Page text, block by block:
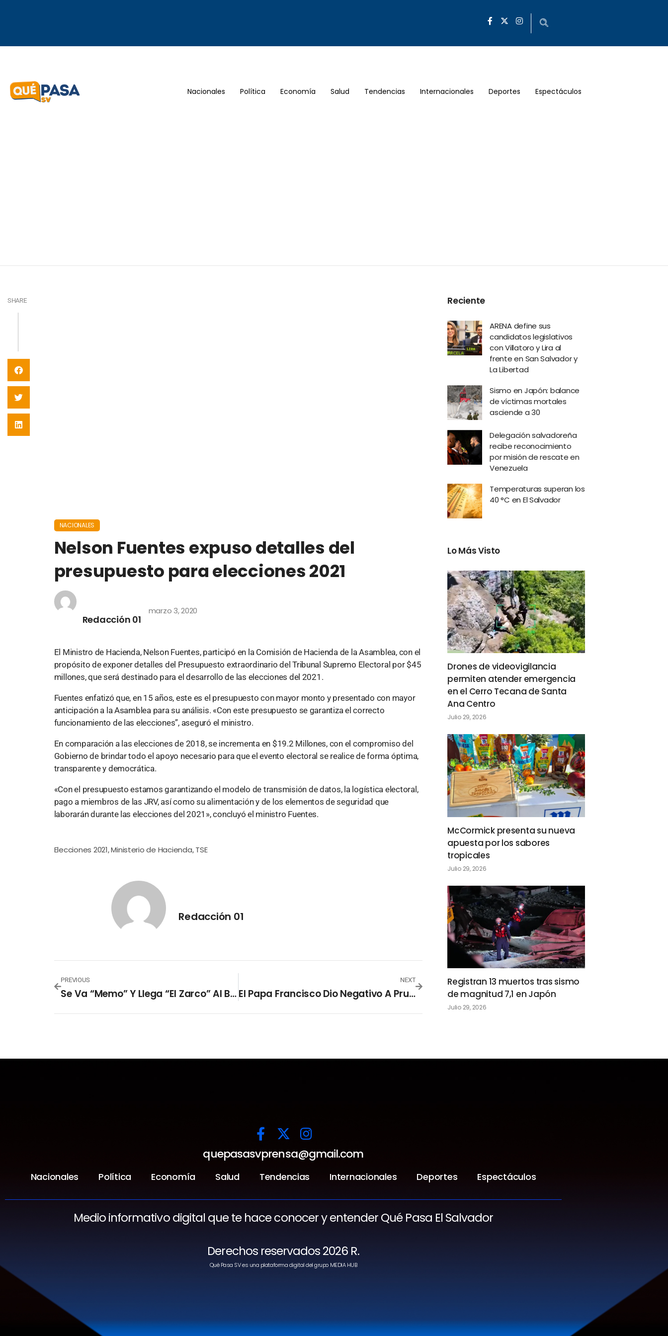
Nacionales Política Economía Salud Tendencias Internacionales Deportes Espectáculos
SHARE
NACIONALES
Nelson Fuentes expuso detalles del
presupuesto para elecciones 2021
Redacción 01
marzo 3, 2020
El Ministro de Hacienda, Nelson Fuentes, participó en la Comisión de Hacienda de la Asamblea, con el
propósito de exponer detalles del Presupuesto extraordinario del Tribunal Supremo Electoral por $45
millones, que será destinado para el desarrollo de las elecciones del 2021.
Fuentes enfatizó que, en 15 años, este es el presupuesto con mayor monto y presentado con mayor
anticipación a la Asamblea para su análisis. «Con este presupuesto se garantiza el correcto
funcionamiento de las elecciones”, aseguró el ministro.
En comparación a las elecciones de 2018, se incrementa en $19.2 Millones, con el compromiso del
Gobierno de brindar todo el apoyo necesario para que el evento electoral se realice de forma óptima,
transparente y democrática.
«Con el presupuesto estamos garantizando el modelo de transmisión de datos, la logística electoral,
pago a miembros de las JRV, así como su alimentación y de los elementos de seguridad que
laborarán durante las elecciones del 2021», concluyó el ministro Fuentes.
Elecciones 2021,Ministerio de Hacienda, TSE
Redacción 01
PREVIOUS
Se Va “Memo” Y Llega “el Zarco” Al Banquillo De Los Tigriillos
NEXT
El Papa Francisco Dio Negativo A Pruebas De Coronavirus
Reciente
ARENA define sus
candidatos legislativos
con Villatoro y Lira al
frente en San Salvador y
La Libertad
Sismo en Japón: balance
de víctimas mortales
asciende a 30
Delegación salvadoreña
recibe reconocimiento
por misión de rescate en
Venezuela
Temperaturas superan los
40 °C en El Salvador
Lo Más Visto
Drones de videovigilancia
permiten atender emergencia
en el Cerro Tecana de Santa
Ana Centro
Julio 29, 2026
McCormick presenta su nueva
apuesta por los sabores
tropicales
Julio 29, 2026
Registran 13 muertos tras sismo
de magnitud 7,1 en Japón
Julio 29, 2026
quepasasvprensa@gmail.com
Nacionales Política Economía Salud Tendencias Internacionales Deportes Espectáculos
Medio informativo digital que te hace conocer y entender Qué Pasa El Salvador
Derechos reservados 2026 R.
Qué Pasa SV es una plataforma digital del grupo MEDIA HUB